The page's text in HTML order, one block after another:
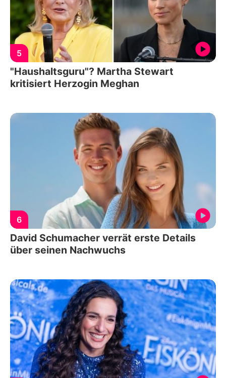
5
"Haushaltsguru"? Martha Stewart
kritisiert Herzogin Meghan
6
David Schumacher verrät erste Details
über seinen Nachwuchs